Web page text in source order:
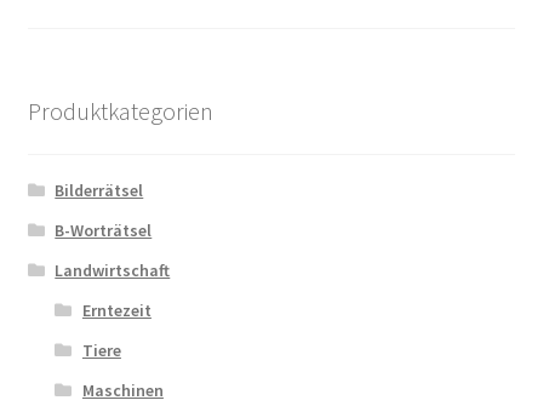
Produktkategorien
Bilderrätsel
B-Worträtsel
Landwirtschaft
Erntezeit
Tiere
Maschinen